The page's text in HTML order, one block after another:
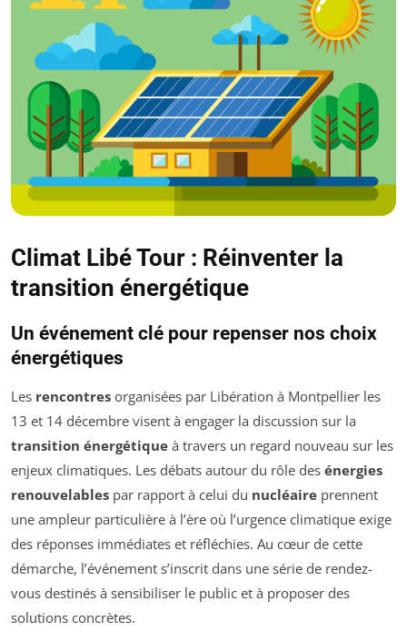
Climat Libé Tour : Réinventer la
transition énergétique
Un événement clé pour repenser nos choix
énergétiques
Les rencontres organisées par Libération à Montpellier les
13 et 14 décembre visent à engager la discussion sur la
transition énergétique à travers un regard nouveau sur les
enjeux climatiques. Les débats autour du rôle des énergies
renouvelables par rapport à celui du nucléaire prennent
une ampleur particulière à l’ère où l’urgence climatique exige
des réponses immédiates et réfléchies. Au cœur de cette
démarche, l’événement s’inscrit dans une série de rendez-
vous destinés à sensibiliser le public et à proposer des
solutions concrètes.